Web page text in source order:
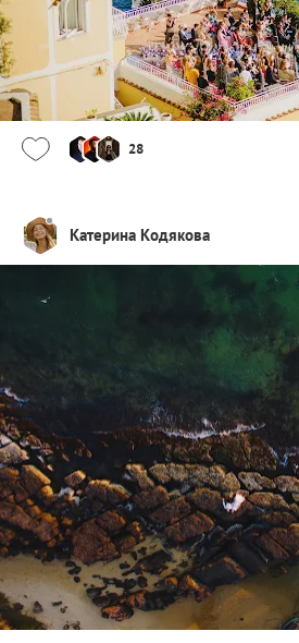
28
Катерина Кодякова